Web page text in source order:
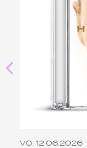
VÖ: 12.06.2026